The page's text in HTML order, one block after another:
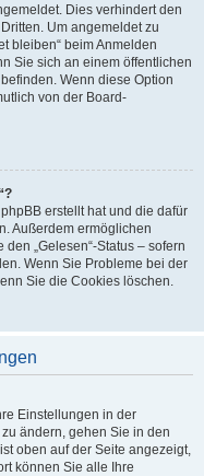
Dies verhindert den
Um angemeldet zu
bleiben“ beim Anmelden
Sie sich an einem öffentlichen
Wenn diese Option
von der Board-
erstellt hat und die dafür
Außerdem ermöglichen
„Gelesen“-Status – sofern
Wenn Sie Probleme bei der
Sie die Cookies löschen.
Einstellungen in der
ändern, gehen Sie in den
oben auf der Seite angezeigt,
können Sie alle Ihre